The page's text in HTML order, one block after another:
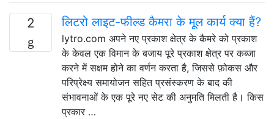
2 लिटरो लाइट-फील्ड कैमरा के मूल कार्य क्या हैं?
lytro.com अपने नए प्रकाश क्षेत्र के कैमरे को प्रकाश
के केवल एक विमान के बजाय पूरे प्रकाश क्षेत्र पर कब्जा
करने में सक्षम होने का वर्णन करता है, जिससे फ़ोकस और
परिप्रेक्ष्य समायोजन सहित प्रसंस्करण के बाद की
संभावनाओं के एक पूरे नए सेट की अनुमति मिलती है। किस
प्रकार …